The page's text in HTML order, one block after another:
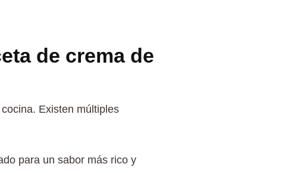
de crema de
Existen múltiples
para un sabor más rico y